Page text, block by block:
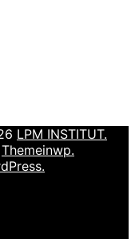
LPM INSTITUT.
Themeinwp.